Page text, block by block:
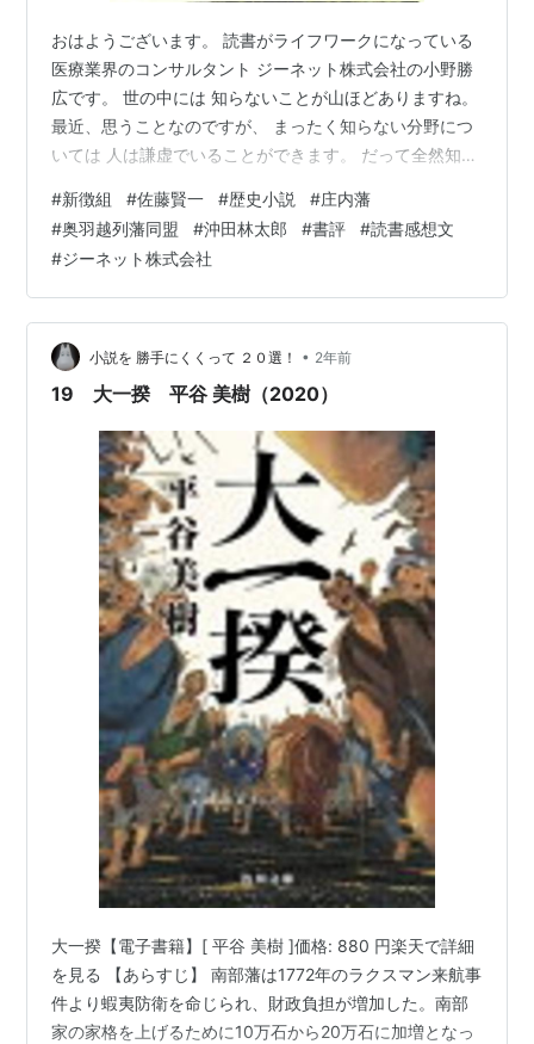
おはようございます。 読書がライフワークになっている
医療業界のコンサルタント ジーネット株式会社の小野勝
広です。 世の中には 知らないことが山ほどありますね。
最近、思うことなのですが、 まったく知らない分野につ
いては 人は謙虚でいることができます。 だって全然知ら
しかできません。 問題はそれなりに知っていることの 周
辺ではないでしょうか？ ある程度の知識があって そこそ
こ知っているからこそ わかった気になってしまう。 で
も、そこにこそ落とし穴があるんですよね。 謙虚でい続
けるというのは 本当に大事なことだと思いますが、 知っ
ていることに…
#新徴組 #佐藤賢一 #歴史小説 #庄内藩
#奥羽越列藩同盟 #沖田林太郎 #書評 #読書感想文
#ジーネット株式会社
小説を 勝手にくくって ２０選！ • 2年前
19 大一揆 平谷 美樹（2020）
大一揆【電子書籍】[ 平谷 美樹 ]価格: 880 円楽天で詳細
を見る 【あらすじ】 南部藩は1772年のラクスマン来航事
件より蝦夷防衛を命じられ、財政負担が増加した。南部
家の家格を上げるために10万石から20万石に加増となっ